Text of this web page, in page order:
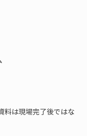
料は現場完了後ではな